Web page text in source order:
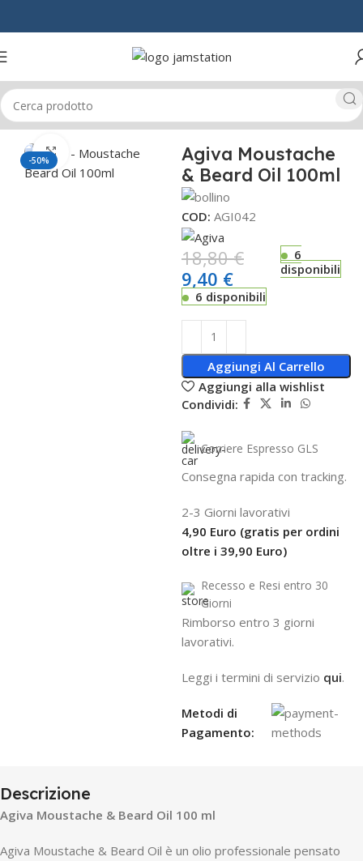
Home UOMO PRODOTTI BARBA
-50%
Click to enlarge
Agiva Moustache
& Beard Oil 100ml
COD: AGI042
18,80€
9,40 €
6
disponibili
6 disponibili
Aggiungi Al Carrello
Aggiungi alla wishlist
Condividi:
Corriere Espresso GLS
Consegna rapida con tracking.
2-3 Giorni lavorativi
4,90 Euro (gratis per ordini
oltre i 39,90 Euro)
Recesso e Resi entro 30
Giorni
Rimborso entro 3 giorni
lavorativi.
Leggi i termini di servizio qui.
Metodi di
Pagamento:
Descrizione
Agiva Moustache & Beard Oil 100 ml
Agiva Moustache & Beard Oil è un olio professionale pensato